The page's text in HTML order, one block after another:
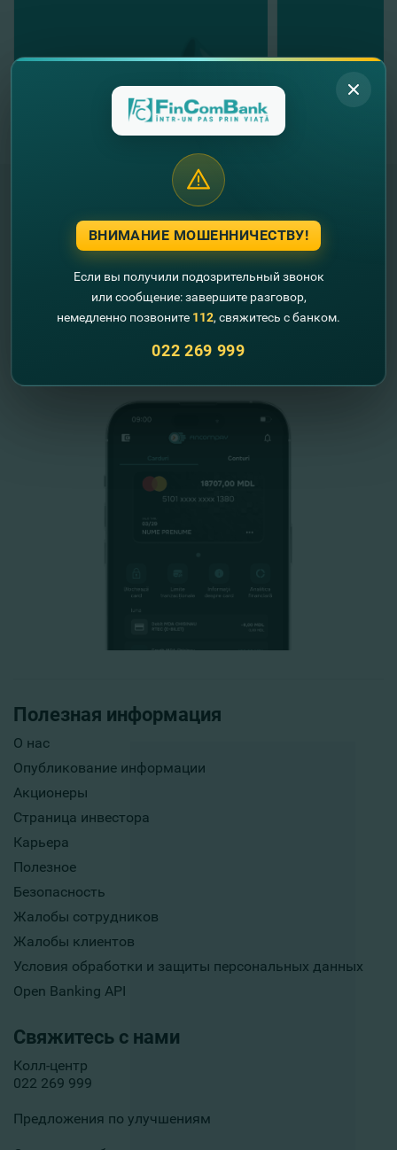
Полезная информация
О нас
Опубликование информации
Акционеры
Страница инвестора
Карьера
Полезное
Безопасность
Жалобы сотрудников
Жалобы клиентов
Условия обработки и защиты персональных данных
Open Banking API
Свяжитесь с нами
Колл-центр
022 269 999
Предложения по улучшениям
"FinComBank" S.A. является членом
Схемы гарантирования депозитов
FinComPay Mobile
ВНИМАНИЕ МОШЕННИЧЕСТВУ!
Если вы получили подозрительный звонок
или сообщение: завершите разговор,
немедленно позвоните 112, свяжитесь с банком.
022 269 999